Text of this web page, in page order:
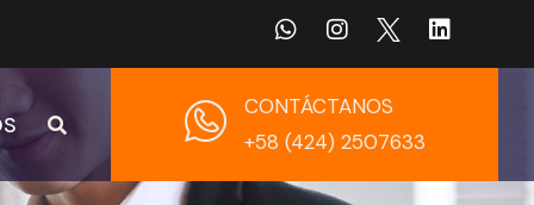
CONTÁCTANOS
+58 (424) 2507633